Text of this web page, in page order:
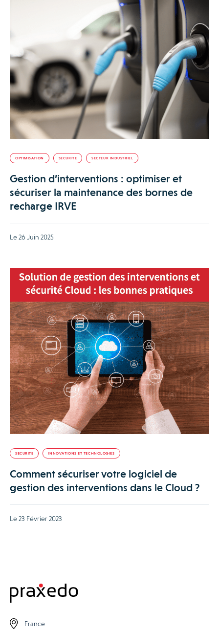
OPTIMISATION SECURITE SECTEUR INDUSTRIEL
Gestion d’interventions : optimiser et
sécuriser la maintenance des bornes de
recharge IRVE
Le 26 Juin 2025
SECURITE INNOVATIONS ET TECHNOLOGIES
Comment sécuriser votre logiciel de
gestion des interventions dans le Cloud ?
Le 23 Février 2023
France